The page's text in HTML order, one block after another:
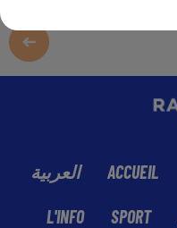
العربية ACCUEIL
L'INFO SPORT